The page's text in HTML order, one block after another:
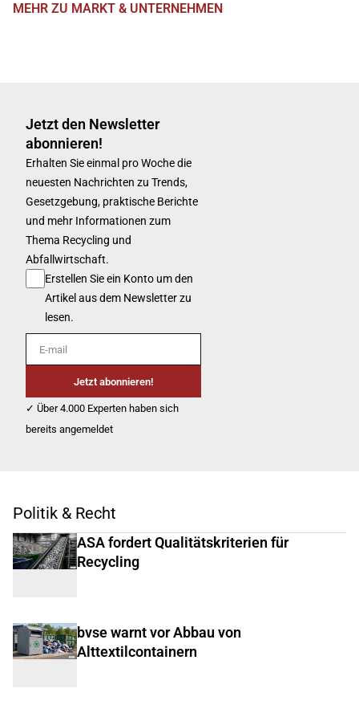
MEHR ZU MARKT & UNTERNEHMEN
Jetzt den Newsletter
abonnieren!
Erhalten Sie einmal pro Woche die
neuesten Nachrichten zu Trends,
Gesetzgebung, praktische Berichte
und mehr Informationen zum
Thema Recycling und
Abfallwirtschaft.
Erstellen Sie ein Konto um den
Artikel aus dem Newsletter zu
lesen.
E-mail
Jetzt abonnieren!
✓ Über 4.000 Experten haben sich
bereits angemeldet
Politik & Recht
ASA fordert Qualitätskriterien für
Recycling
bvse warnt vor Abbau von
Alttextilcontainern